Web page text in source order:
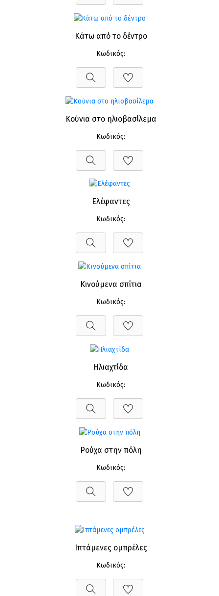
Κάτω από το δέντρο
Κωδικός:
Κούνια στο ηλιοβασίλεμα
Κωδικός:
Ελέφαντες
Κωδικός:
Κινούμενα σπίτια
Κωδικός:
Ηλιαχτίδα
Κωδικός:
Ρούχα στην πόλη
Κωδικός:
Ιπτάμενες ομπρέλες
Κωδικός: